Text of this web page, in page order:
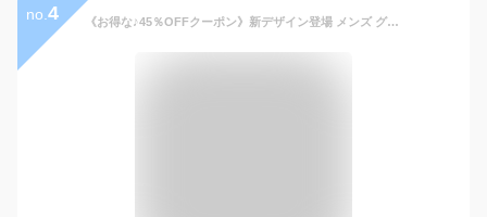
no. 4 《お得な♪45％OFFクーポン》新デザイン登場 メンズ グローブ 春夏用 冷感手袋 薄手 UVカット 日焼け止め 指出し 2本切り 滑り止め スマホ操作 ストレッチ 速乾性 釣り サイクルグローブ 運転用 通勤 通学 レディース 男女兼用